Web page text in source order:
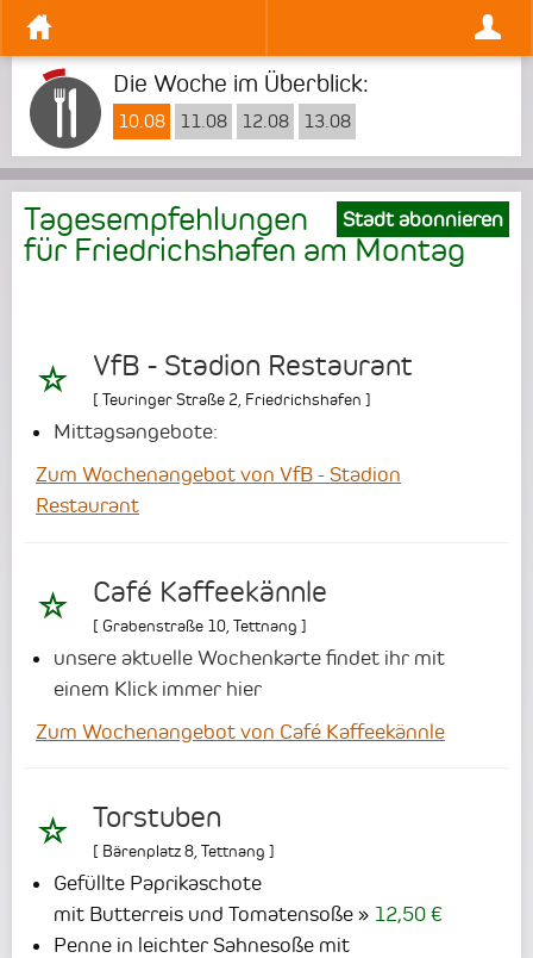
Die Woche im Überblick:
10.08 11.08 12.08 13.08
Stadt abonnieren
Tagesempfehlungen
für Friedrichshafen amMontag
VfB - Stadion Restaurant
[ Teuringer Straße 2, Friedrichshafen ]
Mittagsangebote:
Zum Wochenangebot von VfB - Stadion
Restaurant
Café Kaffeekännle
[ Grabenstraße 10 Tettnang ]
unsere aktuelle Wochenkarte findet ihr mit
einem Klick immer hier
Zum Wochenangebot von Café Kaffeekännle
Torstuben
[ Bärenplatz 8 Tettnang ]
Gefüllte Paprikaschote
mit Butterreis und Tomatensoße
12,50 €
Penne in leichter Sahnesoße mit